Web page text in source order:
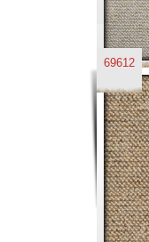
69612